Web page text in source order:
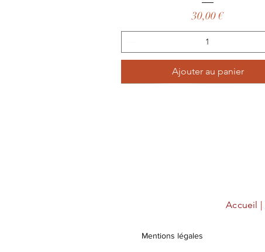
Prix
30,00 €
Ajouter au panier
Accueil |
Mentions légales